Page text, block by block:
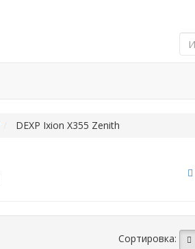
DEXP Ixion X355 Zenith
Сортировка: